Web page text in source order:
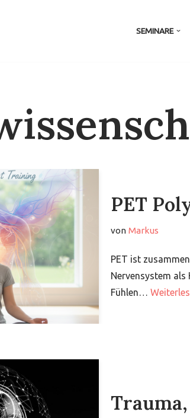
SEMINARE
PET
von Markus
PET ist
Nervensystem als
Fühlen…